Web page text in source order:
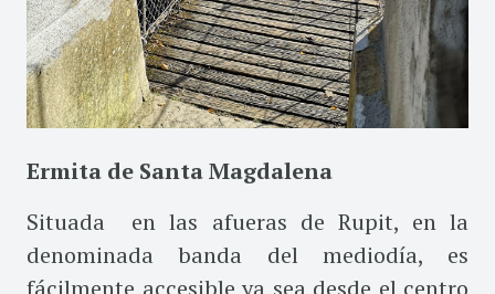
Ermita de Santa Magdalena
Situada enlas afueras de Rupit, en la
denominada banda del mediodía, es
fácilmente accesible ya sea desde el centro